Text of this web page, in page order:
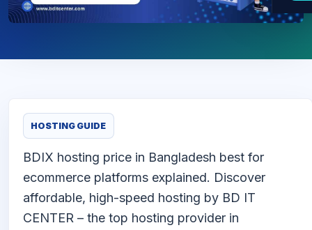
HOSTING GUIDE
BDIX hosting price in Bangladesh best for
ecommerce platforms explained. Discover
affordable, high-speed hosting by BD IT
CENTER – the top hosting provider in